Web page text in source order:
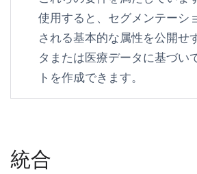
使用すると、セグメンテーシ
される基本的な属性を公開せ
タまたは医療データに基づい
トを作成できます。
統合